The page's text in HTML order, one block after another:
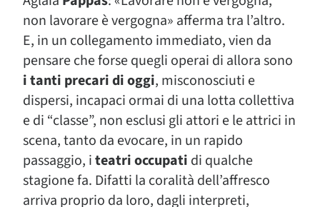
non lavorare è vergogna» afferma tra l’altro.
E, in un collegamento immediato, vien da
pensare che forse quegli operai di allora sono
i tanti precari di oggi, misconosciuti e
dispersi, incapaci ormai di una lotta collettiva
e di “classe”, non esclusi gli attori e le attrici in
scena, tanto da evocare, in un rapido
passaggio, iteatri occupati di qualche
stagione fa. Difatti la coralità dell’affresco
arriva proprio da loro, dagli interpreti,